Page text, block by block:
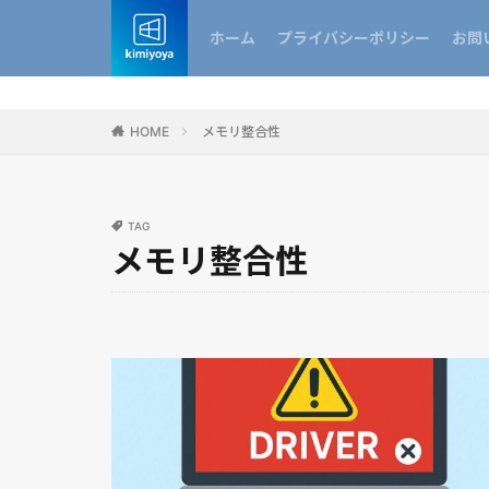
ホーム プライバシーポリシー お問
HOME メモリ整合性
TAG
メモリ整合性